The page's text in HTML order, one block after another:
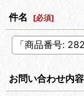
件名 [必須]
お問い合わせ内容